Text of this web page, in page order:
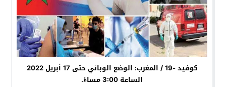
كوفيد -19 / المغرب: الوضع الوبائي حتى 17 أبريل 2022
الساعة 3:00 مساءً.